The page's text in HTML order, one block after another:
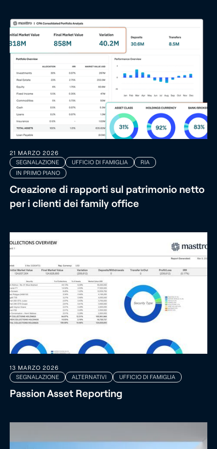
21 MARZO 2026
SEGNALAZIONE
UFFICIO DI FAMIGLIA
RIA
IN PRIMO PIANO
Creazione di rapporti sul patrimonio netto
per i clienti dei family office
13 MARZO 2026
SEGNALAZIONE
ALTERNATIVI UFFICIO DI FAMIGLIA
Passion Asset Reporting